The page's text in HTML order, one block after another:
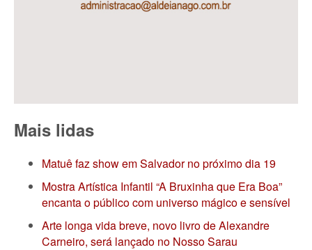
Mais lidas
Matuê faz show em Salvador no próximo dia 19
Mostra Artística Infantil “A Bruxinha que Era Boa”
encanta o público com universo mágico e sensível
Arte longa vida breve, novo livro de Alexandre
Carneiro, será lançado no Nosso Sarau